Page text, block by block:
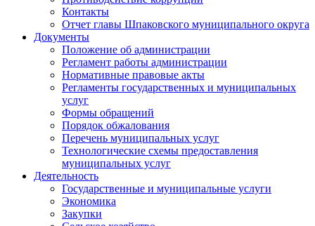
Контакты
Отчет главы Шпаковского муниципального округа
Документы
Положение об администрации
Регламент работы администрации
Нормативные правовые акты
Регламенты государственных и муниципальных
услуг
Формы обращений
Порядок обжалования
Перечень муниципальных услуг
Технологические схемы предоставления
муниципальных услуг
Деятельность
Государственные и муниципальные услуги
Экономика
Закупки